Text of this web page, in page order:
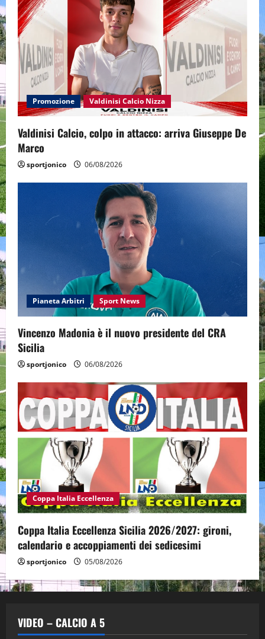
Promozione Valdinisi Calcio Nizza
Valdinisi Calcio, colpo in attacco: arriva Giuseppe De
Marco
sportjonico 06/08/2026
Pianeta Arbitri Sport News
Vincenzo Madonia è il nuovo presidente del CRA
Sicilia
sportjonico 06/08/2026
Coppa Italia Eccellenza
Coppa Italia Eccellenza Sicilia 2026/2027: gironi,
calendario e accoppiamenti dei sedicesimi
sportjonico 05/08/2026
VIDEO – CALCIO A 5